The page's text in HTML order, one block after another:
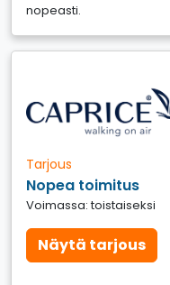
nopeasti.
Tarjous
Nopea toimitus
Voimassa: toistaiseksi
Näytä tarjous